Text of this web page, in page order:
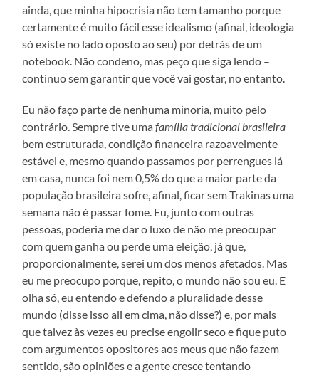
ainda, que minha hipocrisia não tem tamanho porque
certamente é muito fácil esse idealismo (afinal, ideologia
só existe no lado oposto ao seu) por detrás de um
notebook. Não condeno, mas peço que siga lendo –
continuo sem garantir que você vai gostar, no entanto.
Eu não faço parte de nenhuma minoria, muito pelo
contrário. Sempre tive umafamília tradicional brasileira
bem estruturada, condição financeira razoavelmente
estável e, mesmo quando passamos por perrengues lá
em casa, nunca foi nem 0,5% do que a maior parte da
população brasileira sofre, afinal, ficar sem Trakinas uma
semana não é passar fome. Eu, junto com outras
pessoas, poderia me dar o luxo de não me preocupar
com quem ganha ou perde uma eleição, já que,
proporcionalmente, serei um dos menos afetados. Mas
eu me preocupo porque, repito, o mundo não sou eu. E
olha só, eu entendo e defendo a pluralidade desse
mundo (disse isso ali em cima, não disse?) e, por mais
que talvez às vezes eu precise engolir seco e fique puto
com argumentos opositores aos meus que não fazem
sentido, são opiniões e a gente cresce tentando